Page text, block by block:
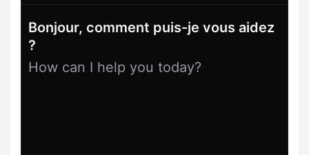
Bonjour, comment puis-je vous aidez
?
How can I help you today?